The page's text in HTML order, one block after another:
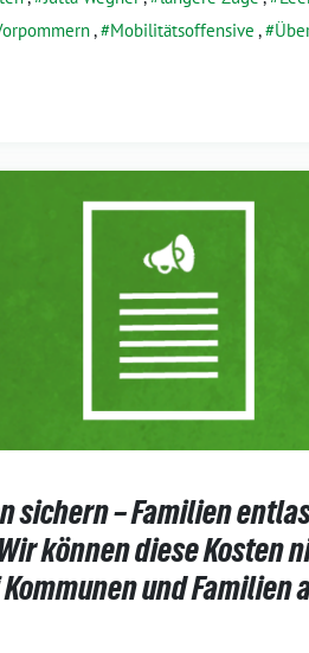
, Mobilitätsoffensive ,
sichern – Familien
können diese Kosten
und Familien